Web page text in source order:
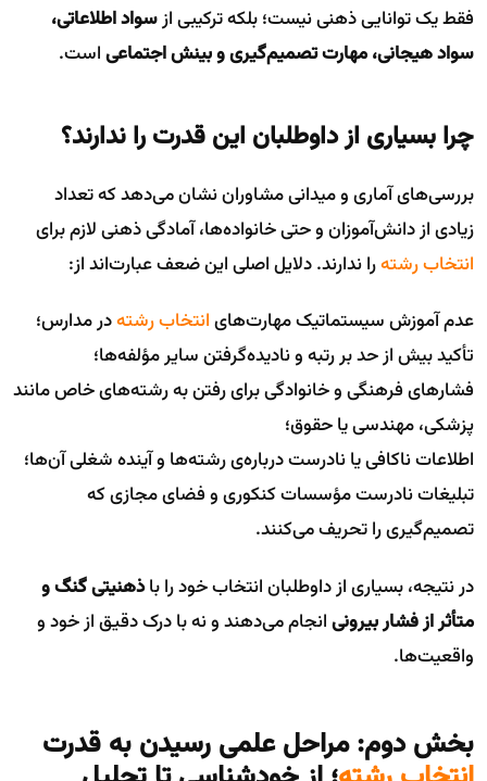
فقط یک توانایی ذهنی نیست؛ بلکه ترکیبی ازسواد اطلاعاتی،
سواد هیجانی، مهارت تصمیم‌گیری و بینش اجتماعیاست.
چرا بسیاری از داوطلبان این قدرت را ندارند؟
بررسی‌های آماری و میدانی مشاوران نشان می‌دهد که تعداد
زیادی از دانش‌آموزان و حتی خانواده‌ها، آمادگی ذهنی لازم برای
انتخاب رشتهرا ندارند. دلایل اصلی این ضعف عبارت‌اند از:
عدم آموزش سیستماتیک مهارت‌هایانتخاب رشتهدر مدارس؛
تأکید بیش از حد بر رتبه و نادیده‌گرفتن سایر مؤلفه‌ها؛
فشارهای فرهنگی و خانوادگی برای رفتن به رشته‌های خاص مانند
پزشکی، مهندسی یا حقوق؛
اطلاعات ناکافی یا نادرست درباره‌ی رشته‌ها و آینده شغلی آن‌ها؛
تبلیغات نادرست مؤسسات کنکوری و فضای مجازی که
تصمیم‌گیری را تحریف می‌کنند.
در نتیجه، بسیاری از داوطلبان انتخاب خود را باذهنیتی گنگ و
متأثر از فشار بیرونیانجام می‌دهند و نه با درک دقیق از خود و
واقعیت‌ها.
بخش دوم: مراحل علمی رسیدن به قدرت